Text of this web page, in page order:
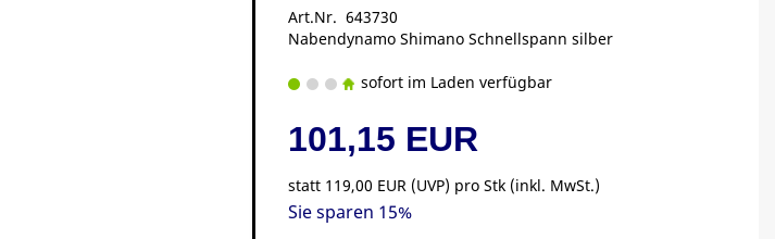
Art.Nr. 643730
Nabendynamo Shimano Schnellspann silber
sofort im Laden verfügbar
101,15 EUR
statt 119,00 EUR (UVP) pro Stk (inkl. MwSt.)
Sie sparen 15%